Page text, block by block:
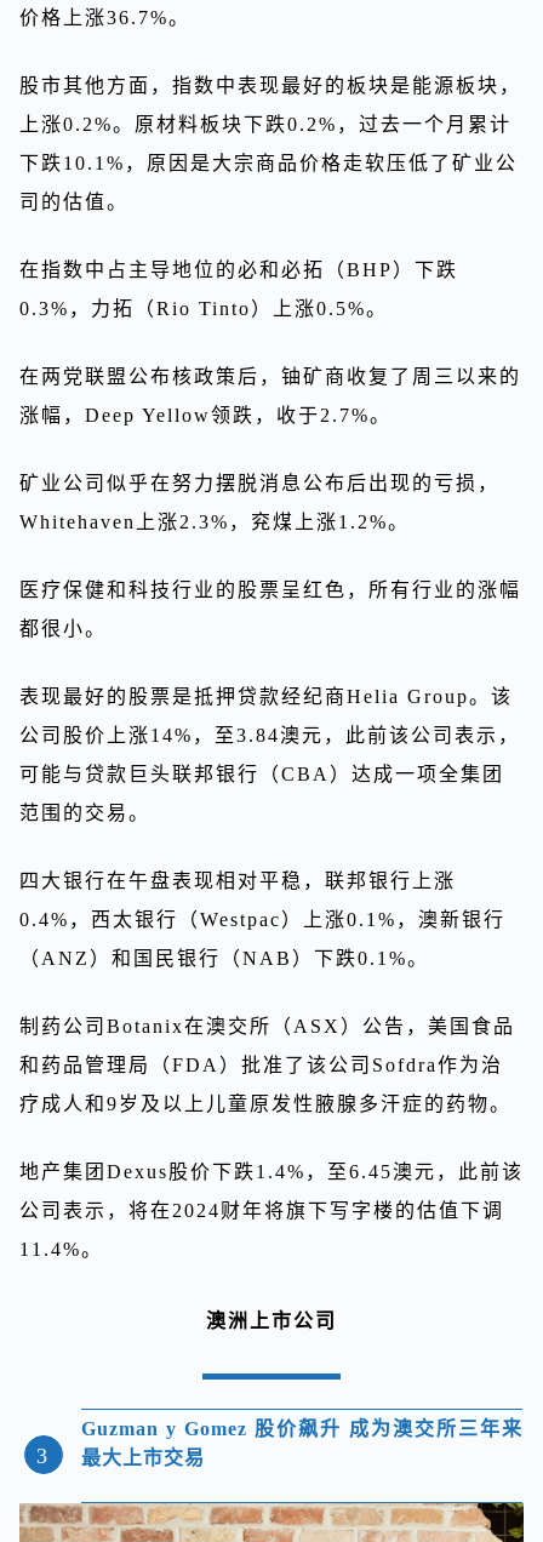
价格上涨36.7%。
股市其他方面，指数中表现最好的板块是能源板块，
上涨0.2%。原材料板块下跌0.2%，过去一个月累计
下跌10.1%，原因是大宗商品价格走软压低了矿业公
司的估值。
在指数中占主导地位的必和必拓（BHP）下跌
0.3%，力拓（Rio Tinto）上涨0.5%。
在两党联盟公布核政策后，铀矿商收复了周三以来的
涨幅，Deep Yellow领跌，收于2.7%。
矿业公司似乎在努力摆脱消息公布后出现的亏损，
Whitehaven上涨2.3%，兖煤上涨1.2%。
医疗保健和科技行业的股票呈红色，所有行业的涨幅
都很小。
表现最好的股票是抵押贷款经纪商Helia Group。该
公司股价上涨14%，至3.84澳元，此前该公司表示，
可能与贷款巨头联邦银行（CBA）达成一项全集团
范围的交易。
四大银行在午盘表现相对平稳，联邦银行上涨
0.4%，西太银行（Westpac）上涨0.1%，澳新银行
（ANZ）和国民银行（NAB）下跌0.1%。
制药公司Botanix在澳交所（ASX）公告，美国食品
和药品管理局（FDA）批准了该公司Sofdra作为治
疗成人和9岁及以上儿童原发性腋腺多汗症的药物。
地产集团Dexus股价下跌1.4%，至6.45澳元，此前该
公司表示，将在2024财年将旗下写字楼的估值下调
11.4%。
澳洲上市公司
3
Guzman y Gomez 股价飙升 成为澳交所三年来
最大上市交易